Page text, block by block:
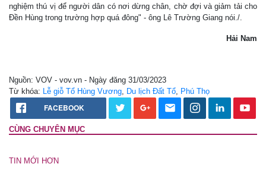
nghiệm thú vị để người dân có nơi dừng chân, chờ đợi và giảm tải cho
Đền Hùng trong trường hợp quá đông" - ông Lê Trường Giang nói./.
Hải Nam
Nguồn: VOV - vov.vn - Ngày đăng 31/03/2023
Từ khóa:
Lễ giỗ Tổ Hùng Vương Du lịch Đất Tổ Phú Thọ
FACEBOOK
CÙNG CHUYÊN MỤC
TIN MỚI HƠN